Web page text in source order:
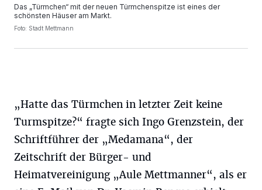
Das „Türmchen“ mit der neuen Türmchenspitze ist eines der
schönsten Häuser am Markt.
Foto: Stadt Mettmann
„Hatte das Türmchen in letzter Zeit keine
Turmspitze?“ fragte sich Ingo Grenzstein, der
Schriftführer der „Medamana“, der
Zeitschrift der Bürger- und
Heimatvereinigung „Aule Mettmanner“, als er